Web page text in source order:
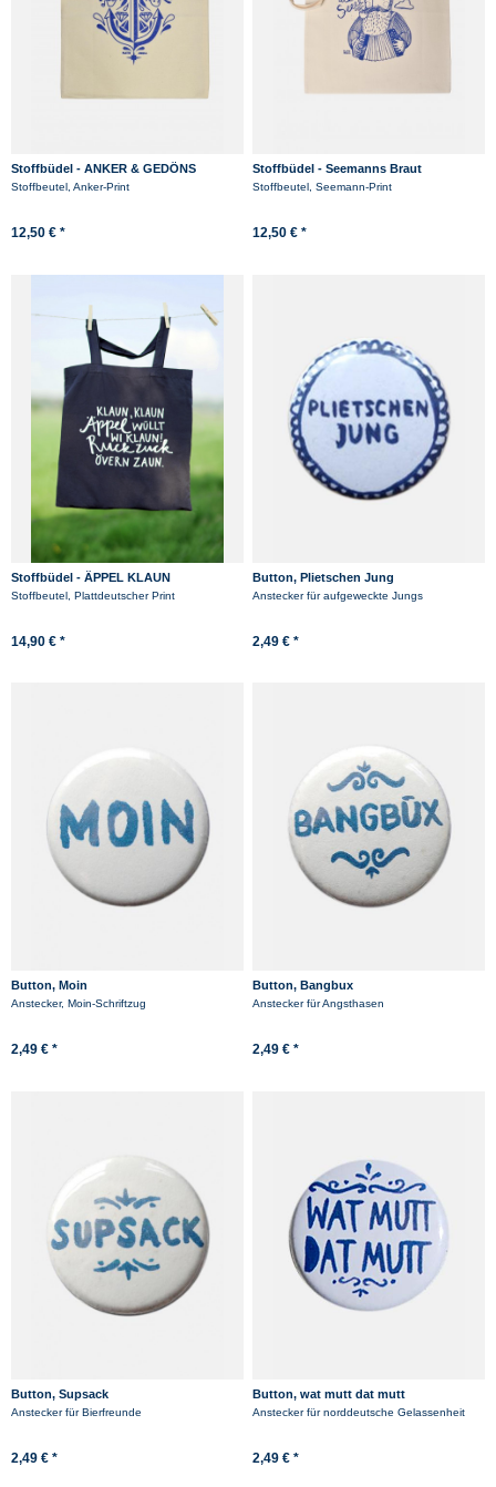
Stoffbüdel - ANKER & GEDÖNS
Stoffbeutel, Anker-Print
12,50 € *
Stoffbüdel - Seemanns Braut
Stoffbeutel, Seemann-Print
12,50 € *
Stoffbüdel - ÄPPEL KLAUN
Stoffbeutel, Plattdeutscher Print
14,90 € *
Button, Plietschen Jung
Anstecker für aufgeweckte Jungs
2,49 € *
Button, Moin
Anstecker, Moin-Schriftzug
2,49 € *
Button, Bangbux
Anstecker für Angsthasen
2,49 € *
Button, Supsack
Anstecker für Bierfreunde
2,49 € *
Button, wat mutt dat mutt
Anstecker für norddeutsche Gelassenheit
2,49 € *